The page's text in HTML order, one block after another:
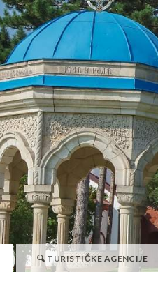
TURISTIČKE AGENCIJE